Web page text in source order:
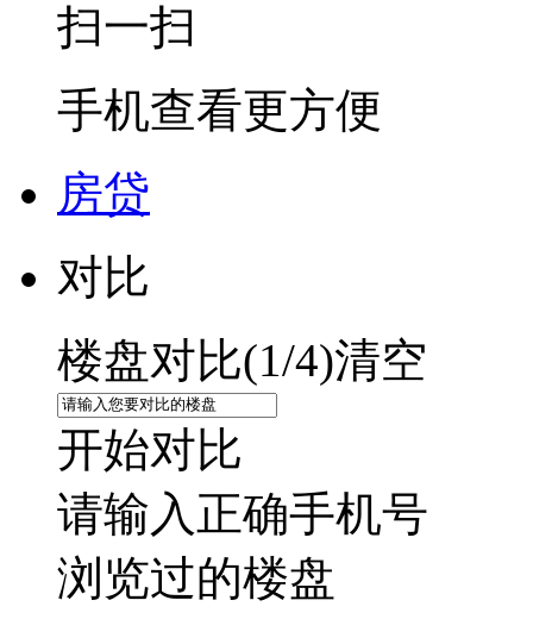
扫一扫
手机查看更方便
房贷
对比
楼盘对比(1/4)清空
开始对比
请输入正确手机号
浏览过的楼盘